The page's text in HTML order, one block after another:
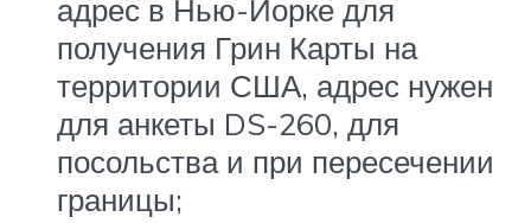
адрес в Нью-Йорке для
получения Грин Карты на
территории США, адрес нужен
для анкеты DS-260, для
посольства и при пересечении
границы;